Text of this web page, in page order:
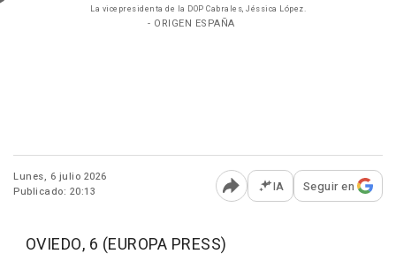
La vicepresidenta de la DOP Cabrales, Jéssica López.
- ORIGEN ESPAÑA
Lunes, 6 julio 2026
Publicado: 20:13
Abrir opciones para
IA Seguir en
OVIEDO, 6 (EUROPA PRESS)